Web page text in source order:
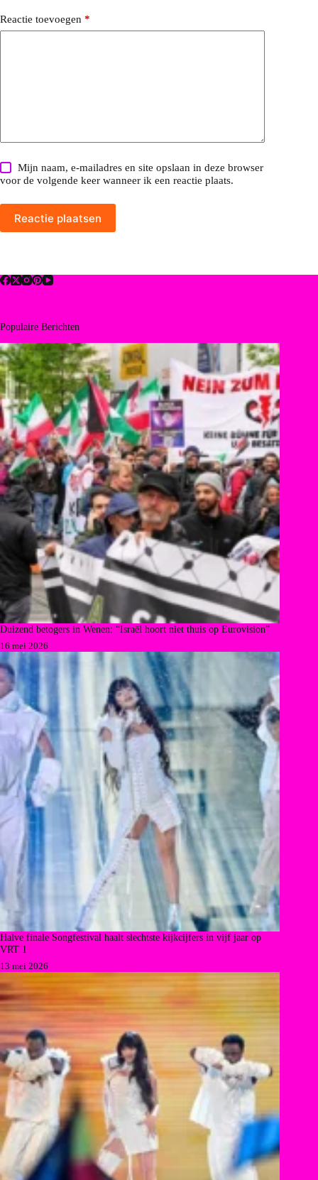
Reactie toevoegen *
Mijn naam, e-mailadres en site opslaan in deze browser
voor de volgende keer wanneer ik een reactie plaats.
Reactie plaatsen
Populaire Berichten
Duizend betogers in Wenen: “Israël hoort niet thuis op Eurovision”
16 mei 2026
Halve finale Songfestival haalt slechtste kijkcijfers in vijf jaar op
VRT 1
13 mei 2026